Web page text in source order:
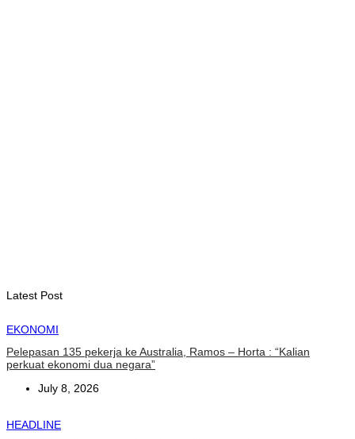
Latest Post
EKONOMI
Pelepasan 135 pekerja ke Australia, Ramos – Horta : “Kalian
perkuat ekonomi dua negara”
July 8, 2026
HEADLINE